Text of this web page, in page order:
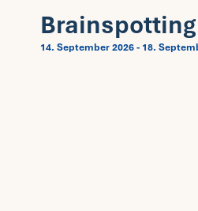
14. September 2026- 18.